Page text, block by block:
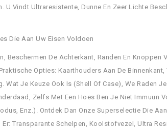
U Vindt Ultraresistente, Dunne En Zeer Lichte
Die Aan Uw Eisen Voldoen
Beschermen De Achterkant, Randen En
Opties: Kaarthouders Aan De
Wat Je Keuze Ook Is (Shell Of Case), We Raden
Zelfs Met Een Hoes Ben Je Niet Immuun
Enz.). Ontdek Dan Onze Superselectie Die
Transparante Schelpen, Koolstofvezel, Ultra